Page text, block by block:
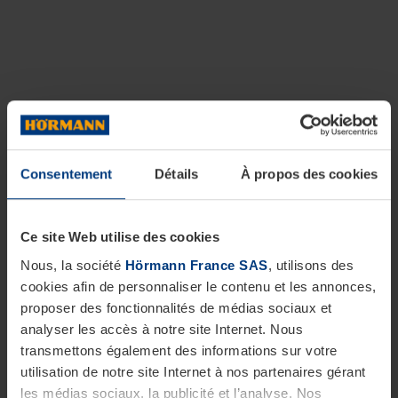
Consentement Détails À propos des cookies
Ce site Web utilise des cookies
Nous, la société Hörmann France SAS, utilisons des
cookies afin de personnaliser le contenu et les annonces,
proposer des fonctionnalités de médias sociaux et
analyser les accès à notre site Internet. Nous
transmettons également des informations sur votre
utilisation de notre site Internet à nos partenaires gérant
les médias sociaux, la publicité et l’analyse. Nos